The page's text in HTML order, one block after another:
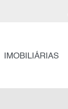
IMOBILIÁRIAS